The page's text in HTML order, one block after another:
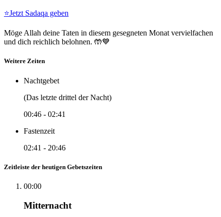
⭐Jetzt Sadaqa geben
Möge Allah deine Taten in diesem gesegneten Monat vervielfachen
und dich reichlich belohnen. 🤲💙
Weitere Zeiten
Nachtgebet
(Das letzte drittel der Nacht)
00:46 - 02:41
Fastenzeit
02:41 - 20:46
Zeitleiste der heutigen Gebetszeiten
00:00
Mitternacht